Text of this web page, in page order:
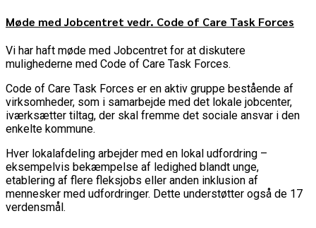
Møde med Jobcentret vedr. Code of Care Task Forces
Vi har haft møde med Jobcentret for at diskutere
mulighederne med Code of Care Task Forces.
Code of Care Task Forces er en aktiv gruppe bestående af
virksomheder, som i samarbejde med det lokale jobcenter,
iværksætter tiltag, der skal fremme det sociale ansvar i den
enkelte kommune.
Hver lokalafdeling arbejder med en lokal udfordring –
eksempelvis bekæmpelse af ledighed blandt unge,
etablering af flere fleksjobs eller anden inklusion af
mennesker med udfordringer. Dette understøtter også de 17
verdensmål.